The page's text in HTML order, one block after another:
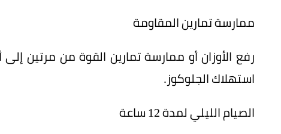
ممارسة تمارين المقاومة
رفع الأوزان أو ممارسة تمارين القوة من مرتين
استهلاك الجلوكوز.
الصيام الليلي لمدة 12 ساعة